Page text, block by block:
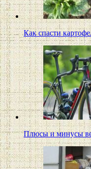
Как спасти
Плюсы и минусы